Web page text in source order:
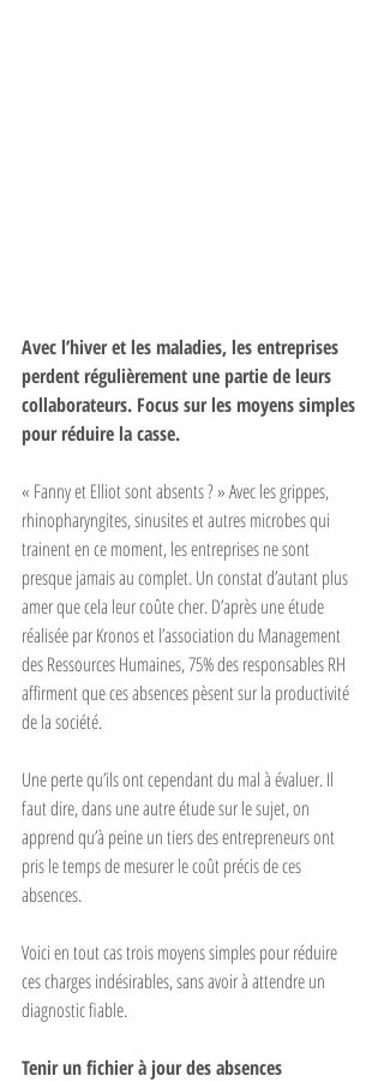
Avec l’hiver et les maladies, les entreprises
perdent régulièrement une partie de leurs
collaborateurs. Focus sur les moyens simples
pour réduire la casse.
« Fanny et Elliot sont absents ? » Avec les grippes,
rhinopharyngites, sinusites et autres microbes qui
trainent en ce moment, les entreprises ne sont
presque jamais au complet. Un constat d’autant plus
amer que cela leur coûte cher. D’après une étude
réalisée par Kronos et l’association du Management
des Ressources Humaines, 75% des responsables RH
affirment que ces absences pèsent sur la productivité
de la société.
Une perte qu’ils ont cependant du mal à évaluer. Il
faut dire, dans une autre étude sur le sujet, on
apprend qu’à peine un tiers des entrepreneurs ont
pris le temps de mesurer le coût précis de ces
absences.
Voici en tout cas trois moyens simples pour réduire
ces charges indésirables, sans avoir à attendre un
diagnostic fiable.
Tenir un fichier à jour des absences